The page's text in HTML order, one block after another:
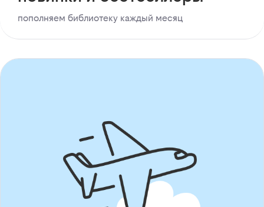
пополняем библиотеку каждый месяц